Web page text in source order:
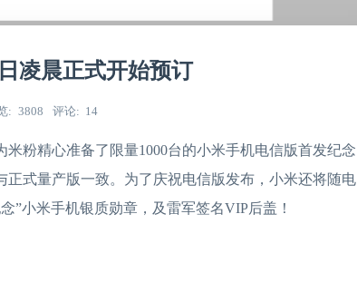
凌晨正式开始预订
3808 评论 14
粉精心准备了限量1000台的小米手机电信版首发纪念
正式量产版一致。为了庆祝电信版发布，小米还将随电
”小米手机银质勋章，及雷军签名VIP后盖！